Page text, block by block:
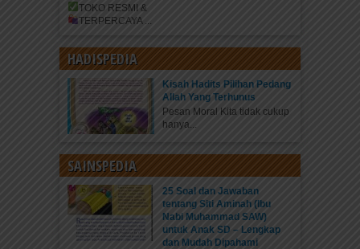
TOKO RESMI &
TERPERCAYA
HADISPEDIA
Kisah Hadits Pilihan Pedang
Allah Yang Terhunus
Pesan Moral Kita tidak cukup
hanya...
SAINSPEDIA
25 Soal dan Jawaban
tentang Siti Aminah (Ibu
Nabi Muhammad SAW)
untuk Anak SD – Lengkap
dan Mudah Dipahami